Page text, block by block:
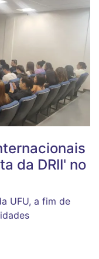
da DRII' no
UFU, a fim de